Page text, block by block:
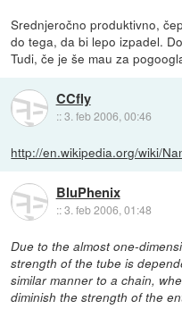
Srednjeročno produktivno,
do tega, da bi lepo izpadel.
Tudi, če je še mau za
CCfly
::3. feb 2006, 00:46
http://en.wikipedia.org/wiki/
BluPhenix
::3. feb 2006, 01:48
Due to the almost one-
strength of the tube is
similar manner to a chain,
diminish the strength of the